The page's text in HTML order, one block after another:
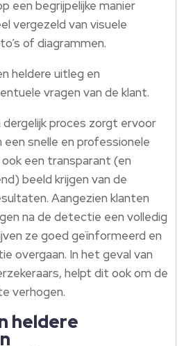
een begrijpelijke manier
vergezeld van visuele
of diagrammen.
heldere uitleg en
vragen van de klant.
proces zorgt ervoor
snelle en professionele
een transparant (en
beeld krijgen van de
Aangezien klanten
na de detectie een volledig
ze goed geïnformeerd en
overgaan. In het geval van
helpt dit ook om de
verhogen.
heldere